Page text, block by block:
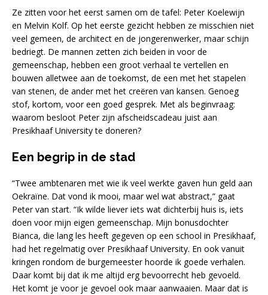
Ze zitten voor het eerst samen om de tafel: Peter Koelewijn
en Melvin Kolf. Op het eerste gezicht hebben ze misschien niet
veel gemeen, de architect en de jongerenwerker, maar schijn
bedriegt. De mannen zetten zich beiden in voor de
gemeenschap, hebben een groot verhaal te vertellen en
bouwen alletwee aan de toekomst, de een met het stapelen
van stenen, de ander met het creëren van kansen. Genoeg
stof, kortom, voor een goed gesprek. Met als beginvraag:
waarom besloot Peter zijn afscheidscadeau juist aan
Presikhaaf University te doneren?
Een begrip in de stad
“Twee ambtenaren met wie ik veel werkte gaven hun geld aan
Oekraïne. Dat vond ik mooi, maar wel wat abstract,” gaat
Peter van start. “Ik wilde liever iets wat dichterbij huis is, iets
doen voor mijn eigen gemeenschap. Mijn bonusdochter
Bianca, die lang les heeft gegeven op een school in Presikhaaf,
had het regelmatig over Presikhaaf University. En ook vanuit
kringen rondom de burgemeester hoorde ik goede verhalen.
Daar komt bij dat ik me altijd erg bevoorrecht heb gevoeld.
Het komt je voor je gevoel ook maar aanwaaien. Maar dat is